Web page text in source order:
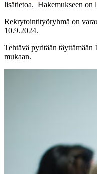
lisätietoa. Hakemukseen on
Rekrytointityöryhmä on
10.9.2024.
Tehtävä pyritään
mukaan.